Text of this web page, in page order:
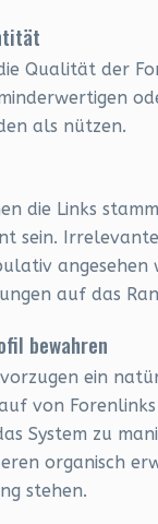
Qualität der
als nützen.
die Links
sein.
angesehen
auf das
bewahren
ein
von
System zu
organisch
stehen.